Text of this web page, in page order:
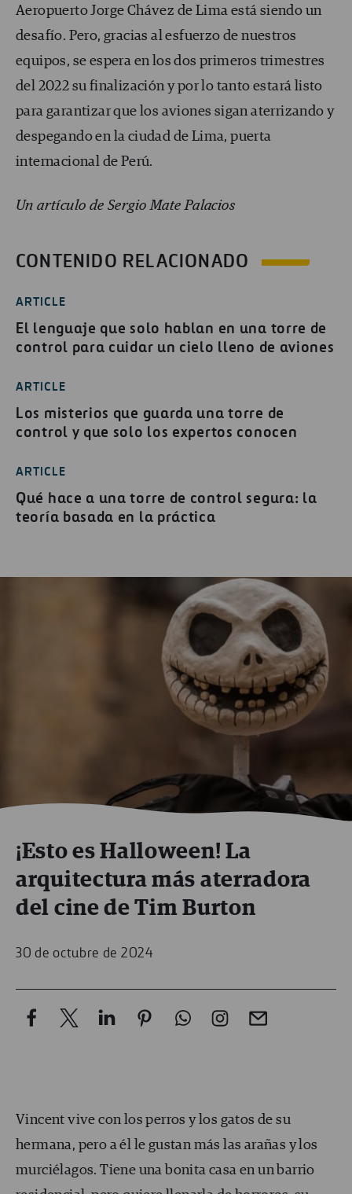
Aeropuerto Jorge Chávez de Lima está siendo un
desafío. Pero, gracias al esfuerzo de nuestros
equipos, se espera en los dos primeros trimestres
del 2022 su finalización y por lo tanto estará listo
para garantizar que los aviones sigan aterrizando y
despegando en la ciudad de Lima, puerta
internacional de Perú.
Un artículo de Sergio Mate Palacios
CONTENIDO RELACIONADO
ARTICLE
El lenguaje que solo hablan en una torre de
control para cuidar un cielo lleno de aviones
ARTICLE
Los misterios que guarda una torre de
control y que solo los expertos conocen
ARTICLE
Qué hace a una torre de control segura: la
teoría basada en la práctica
¡Esto es Halloween! La
arquitectura más aterradora
del cine de Tim Burton
30 de octubre de 2024
Vincent vive con los perros y los gatos de su
hermana, pero a él le gustan más las arañas y los
murciélagos. Tiene una bonita casa en un barrio